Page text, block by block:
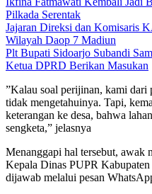
Pilkada Serentak
Jajaran Direksi dan Komisaris
Wilayah Daop 7 Madiun
Plt Bupati Sidoarjo Subandi
Ketua DPRD Berikan Masukan
”Kalau soal perijinan, kami dari
tidak mengetahuinya. Tapi,
keterangan ke desa, bahwa
sengketa,” jelasnya
Menanggapi hal tersebut, awak
Kepala Dinas PUPR
dijawab melalui pesan